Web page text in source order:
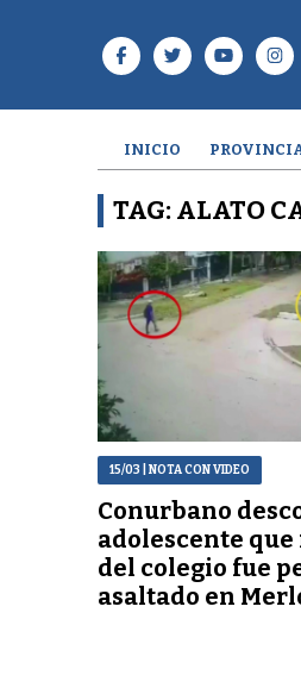
INICIO
TAG: ALATO
15/03 | NOTA CON VIDEO
Conurbano
adolescente
del colegio fue
asaltado en